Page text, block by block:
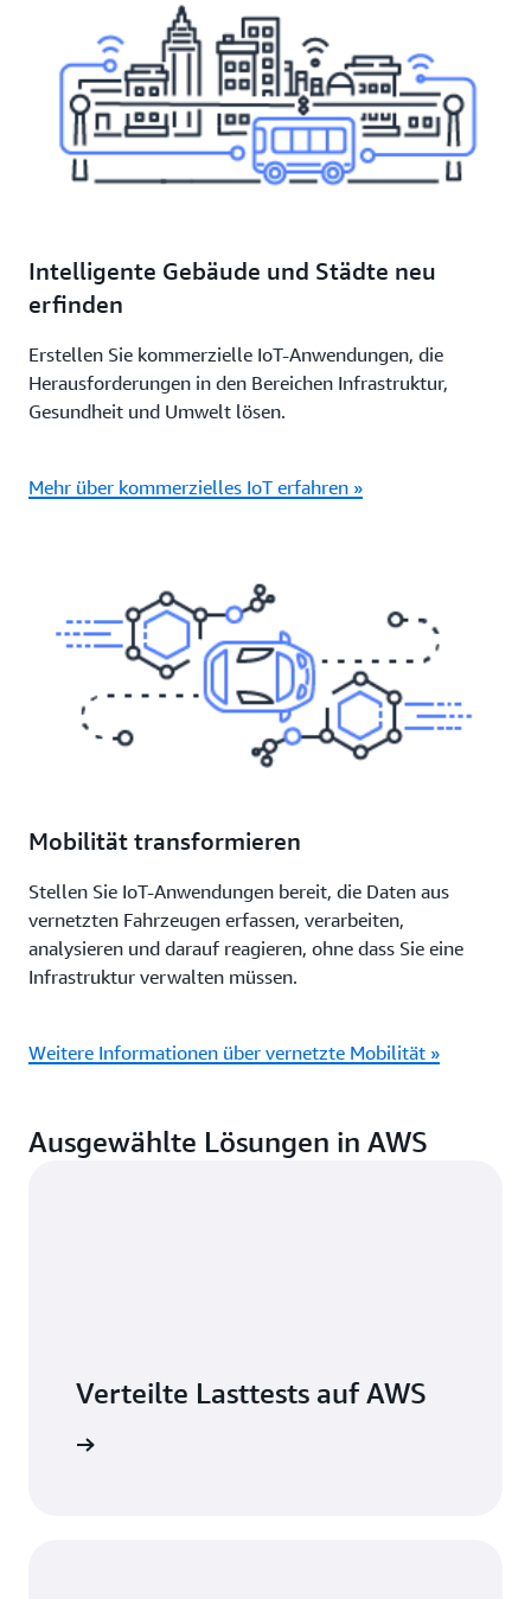
Intelligente Gebäude und Städte neu
erfinden
Erstellen Sie kommerzielle IoT-Anwendungen, die
Herausforderungen in den Bereichen Infrastruktur,
Gesundheit und Umwelt lösen.
Mehr über kommerzielles IoT erfahren »
Mobilität transformieren
Stellen Sie IoT-Anwendungen bereit, die Daten aus
vernetzten Fahrzeugen erfassen, verarbeiten,
analysieren und darauf reagieren, ohne dass Sie eine
Infrastruktur verwalten müssen.
Weitere Informationen über vernetzte Mobilität »
Ausgewählte Lösungen in AWS
Verteilte Lasttests auf AWS